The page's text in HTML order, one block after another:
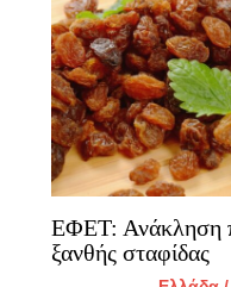
ΕΦΕΤ: Ανάκληση
ξανθής σταφίδας